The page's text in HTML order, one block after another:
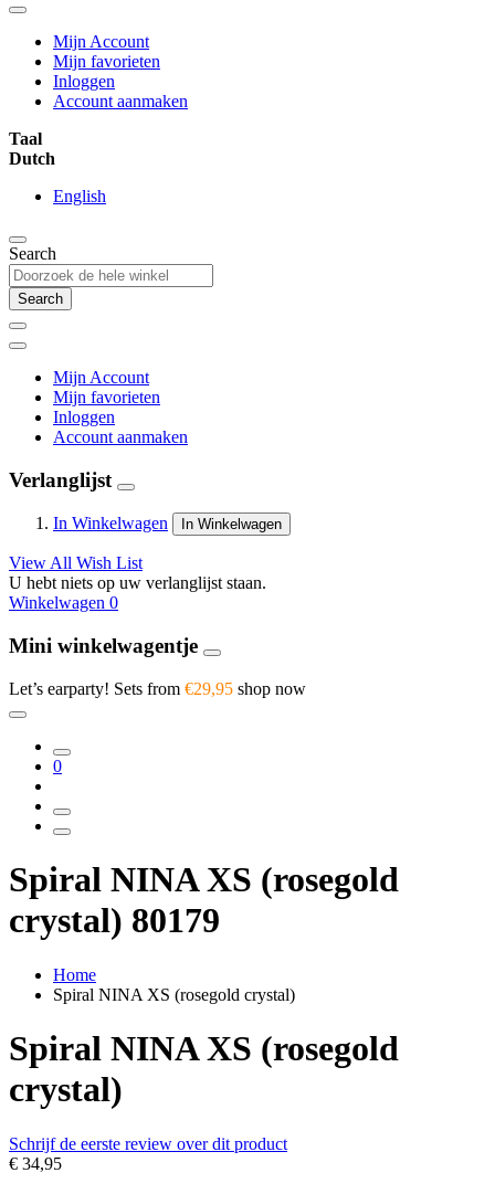
Mijn Account
Mijn favorieten
Inloggen
Account aanmaken
Taal
Dutch
English
Search
Search
Mijn Account
Mijn favorieten
Inloggen
Account aanmaken
Verlanglijst
In Winkelwagen In Winkelwagen
View All Wish List
U hebt niets op uw verlanglijst staan.
Winkelwagen 0
Mini winkelwagentje
Let’s earparty! Sets from €29,95 shop now
0
Spiral NINA XS (rosegold
crystal) 80179
Home
Spiral NINA XS (rosegold crystal)
Spiral NINA XS (rosegold
crystal)
Schrijf de eerste review over dit product
€ 34,95